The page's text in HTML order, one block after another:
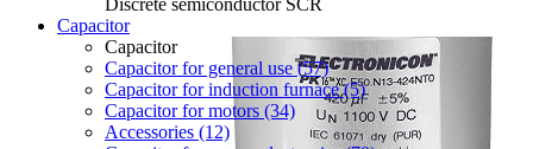
Discrete semiconductor SCR
Capacitor
Capacitor
Capacitor for general use (57)
Capacitor for induction furnace (5)
Capacitor for motors (34)
Accessories (12)